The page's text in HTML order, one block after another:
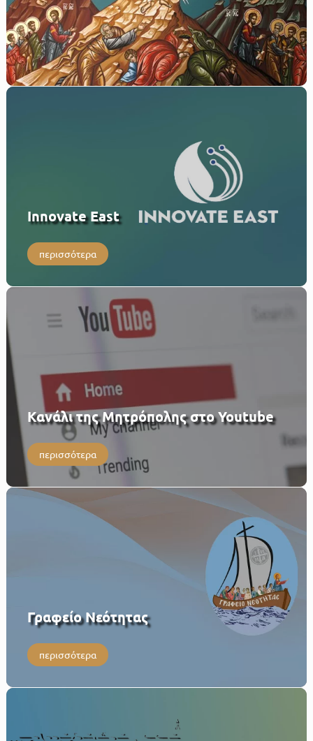
Innovate East
περισσότερα
Κανάλι της Μητρόπολης στο Youtube
περισσότερα
Γραφείο Νεότητας
περισσότερα